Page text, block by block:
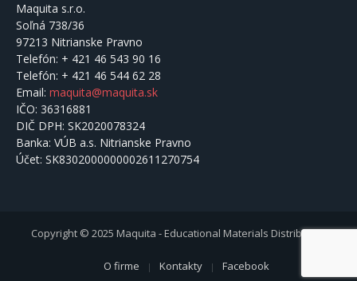
Maquita s.r.o.
Soľná 738/36
97213 Nitrianske Pravno
Telefón: + 421 46 543 90 16
Telefón: + 421 46 544 62 28
Email: maquita@maquita.sk
IČO: 36316881
DIČ DPH: SK2020078324
Banka: VÚB a.s. Nitrianske Pravno
Účet: SK8302000000002611270754
Copyright © 2025 Maquita - Educational Materials Distribution
O firme Kontakty Facebook